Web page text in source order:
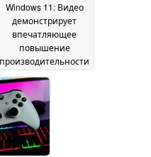
Windows 11: Видео
демонстрирует
впечатляющее
повышение
производительности
12 May 2026